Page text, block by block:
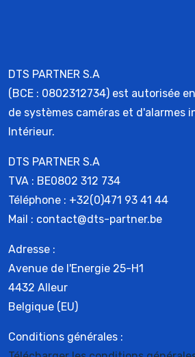
DTS PARTNER S.A
(BCE : 0802312734) est autorisée
de systèmes caméras et d'alarmes
Intérieur.
DTS PARTNER S.A
TVA : BE0802 312 734
Téléphone : +32(0)471 93 41 44
Mail : contact@dts-partner.be
Adresse :
Avenue de l'Energie 25-H1
4432 Alleur
Belgique (EU)
Conditions générales :